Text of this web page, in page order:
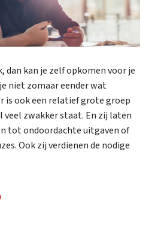
dan kan je zelf opkomen voor je
niet zomaar eender wat
is ook een relatief grote groep
veel zwakker staat. En zij laten
tot ondoordachte uitgaven of
Ook zij verdienen de nodige